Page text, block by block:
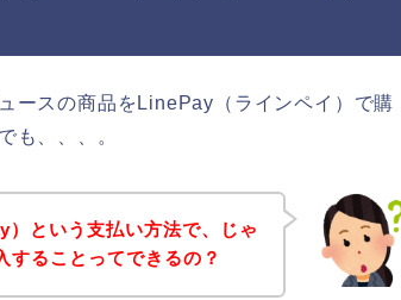
ースの商品をLinePay（ラインペイ）で購
も、、、。
という支払い方法で、じゃ
することってできるの？